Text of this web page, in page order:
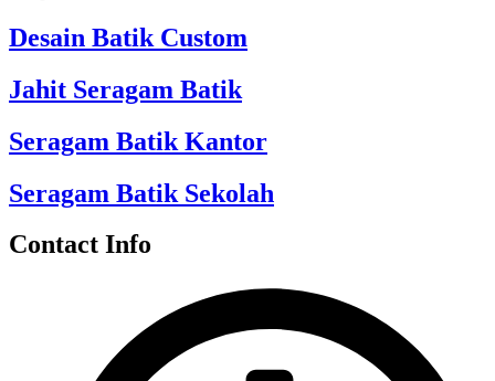
Desain Batik Custom
Jahit Seragam Batik
Seragam Batik Kantor
Seragam Batik Sekolah
Contact Info